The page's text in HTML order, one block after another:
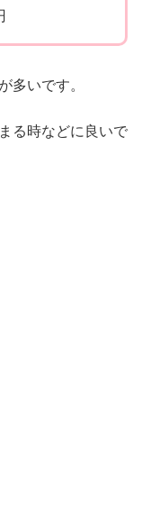
多いです。
る時などに良いで